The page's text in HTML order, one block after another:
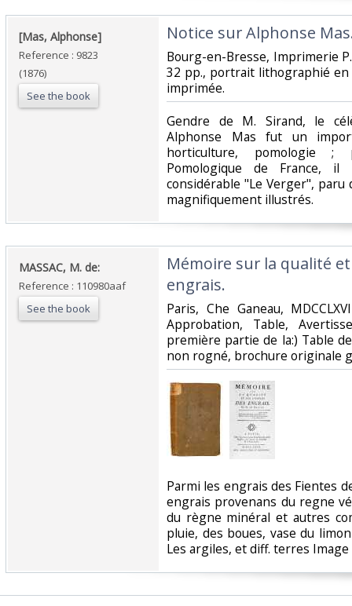
‎[Mas, Alphonse]‎
Reference : 9823
(1876)
See the book
‎Notice sur Alphonse
‎Bourg-en-Bresse, Imprimerie
32 pp., portrait lithographié
imprimée.‎
‎Gendre de M. Sirand, le
Alphonse Mas fut un
horticulture, pomologie
Pomologique de France,
considérable "Le Verger", paru
magnifiquement illustrés. ‎
‎MASSAC, M. de:‎
Reference : 110980aaf
See the book
‎Mémoire sur la qualité
engrais.‎
‎Paris, Che Ganeau,
Approbation, Table,
première partie de la:) Table
non rogné, brochure originale
‎Parmi les engrais des Fientes
engrais provenans du regne
du règne minéral et autres
pluie, des boues, vase du
Les argiles, et diff. terres Image